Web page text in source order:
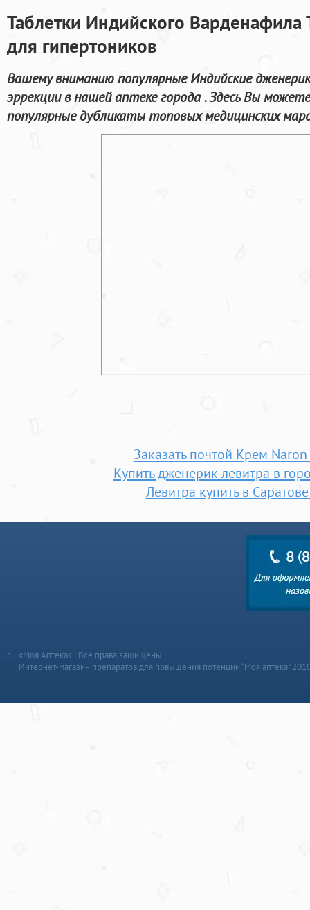
Таблетки Индийского Варденафила
для гипертоников
Вашему вниманию популярные Индийские
эррекции в нашей аптеке города . Здесь Вы
популярные дубликаты топовых медицинских
Заказать почтой Крем Naron
Купить дженерик левитра в
Левитра купить в
«Моя Аптека» | Все права защищены
Интернет-магазин препаратов для повышения потенции “Моя аптека”